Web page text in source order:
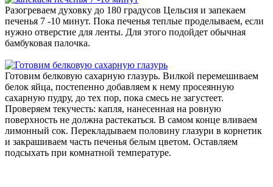
Разогреваем духовку до 180 градусов Цельсия и запекаем
печенья 7 -10 минут. Пока печенья теплые проделываем, если
нужно отверстие для ленты. Для этого подойдет обычная
бамбуковая палочка.
Готовим белковую сахарную глазурь. Вилкой перемешиваем
белок яйца, постепенно добавляем к нему просеянную
сахарную пудру, до тех пор, пока смесь не загустеет.
Проверяем текучесть: капля, нанесенная на ровную
поверхность не должна растекаться. В самом конце вливаем
лимонный сок. Перекладываем половину глазури в корнетик
и закрашиваем часть печенья белым цветом. Оставляем
подсыхать при комнатной температуре.